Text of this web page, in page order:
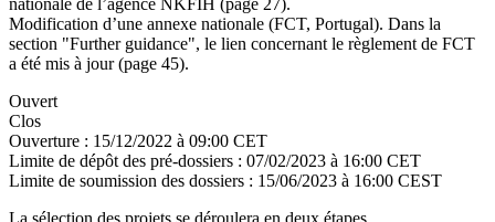
nationale de l’agence NKFIH (page 27).
Modification d’une annexe nationale (FCT, Portugal). Dans la
section "Further guidance", le lien concernant le règlement de FCT
a été mis à jour (page 45).
Ouvert
Clos
Ouverture : 15/12/2022 à 09:00 CET
Limite de dépôt des pré-dossiers : 07/02/2023 à 16:00 CET
Limite de soumission des dossiers : 15/06/2023 à 16:00 CEST